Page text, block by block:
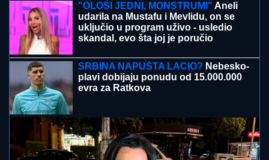
OSTALE BEZ ZAVRŠNICE:Krunićeva i Danilina pale
nakon drame u Torontu
udario u bicikl, stradao muškarac